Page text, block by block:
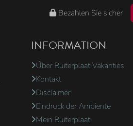
Bezahlen Sie sicher
INFORMATION
Über Ruiterplaat Vakanties
Kontakt
Disclaimer
Eindruck der Ambiente
Mein Ruiterplaat